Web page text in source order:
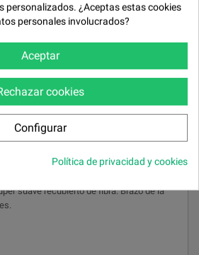
+ capa superior de 35 SS + Fibra hueca
100%, desenfundable
suave recubierto de fibra. Brazo de la
personalizados. ¿Aceptas estas cookies
personales involucrados?
Aceptar
cookies
Configurar
Política de privacidad y cookies